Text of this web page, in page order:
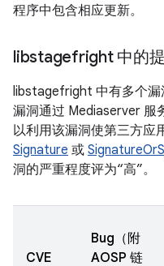
程序中包含相应更新。
libstagefright 中的
libstagefright 中有多个漏
漏洞通过 Mediaserver 服
以利用该漏洞使第三方应
Signature 或
洞的严重程度评为“高”。
CVE
Bug（附
AOSP 链